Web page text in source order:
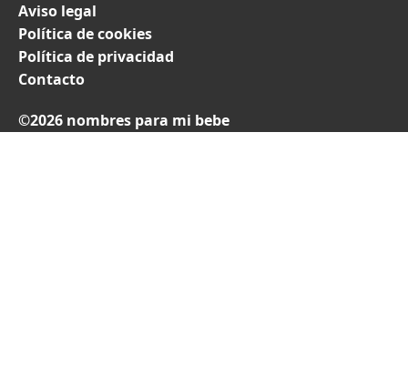
Aviso legal
Política de cookies
Política de privacidad
Contacto
©2026 nombres para mi bebe